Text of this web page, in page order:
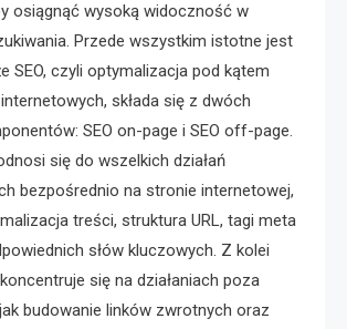
osiągnąć wysoką widoczność w
Przede wszystkim istotne jest
SEO, czyli optymalizacja pod kątem
składa się z dwóch
SEO on-page i SEO off-page.
się do wszelkich działań
bezpośrednio na stronie internetowej,
treści, struktura URL, tagi meta
słów kluczowych. Z kolei
się na działaniach poza
budowanie linków zwrotnych oraz